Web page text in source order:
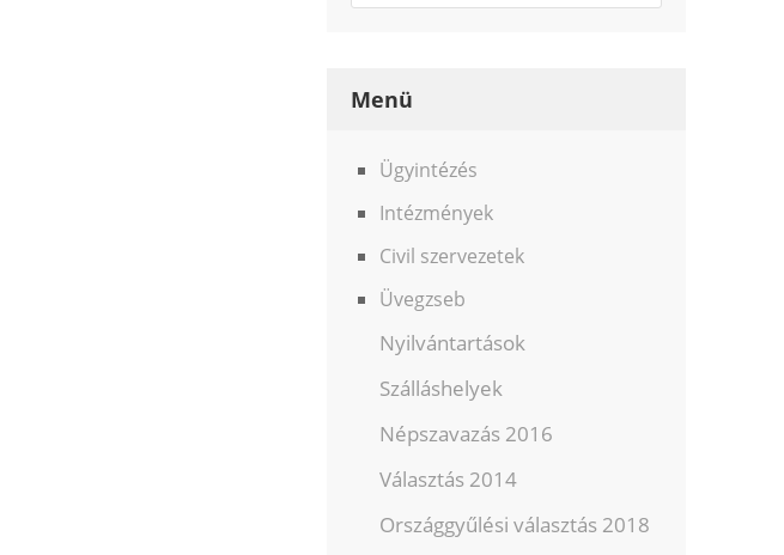
Menü
Ügyintézés
Intézmények
Civil szervezetek
Üvegzseb
Nyilvántartások
Szálláshelyek
Népszavazás 2016
Választás 2014
Országgyűlési választás 2018